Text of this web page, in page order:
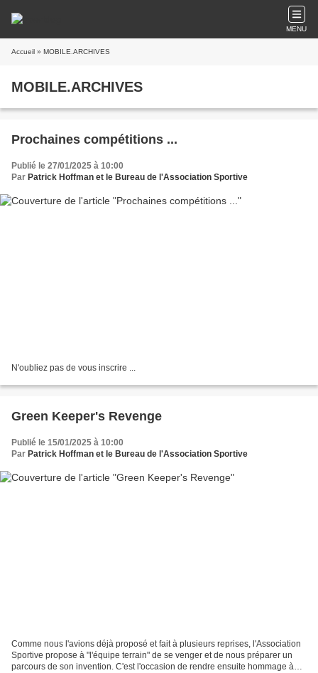
MENU
Accueil » MOBILE.ARCHIVES
MOBILE.ARCHIVES
Prochaines compétitions ...
Publié le 27/01/2025 à 10:00
Par Patrick Hoffman et le Bureau de l'Association Sportive
N'oubliez pas de vous inscrire ...
Green Keeper's Revenge
Publié le 15/01/2025 à 10:00
Par Patrick Hoffman et le Bureau de l'Association Sportive
Comme nous l'avions déjà proposé et fait à plusieurs reprises, l'Association
Sportive propose à "l'équipe terrain" de se venger et de nous préparer un
parcours de son invention. C'est l'occasion de rendre ensuite hommage à